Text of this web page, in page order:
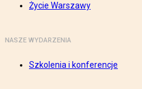
Życie Warszawy
NASZE WYDARZENIA
Szkolenia i konferencje